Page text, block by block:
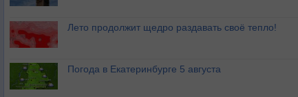
Лето продолжит щедро раздавать своё тепло!
Погода в Екатеринбурге 5 августа